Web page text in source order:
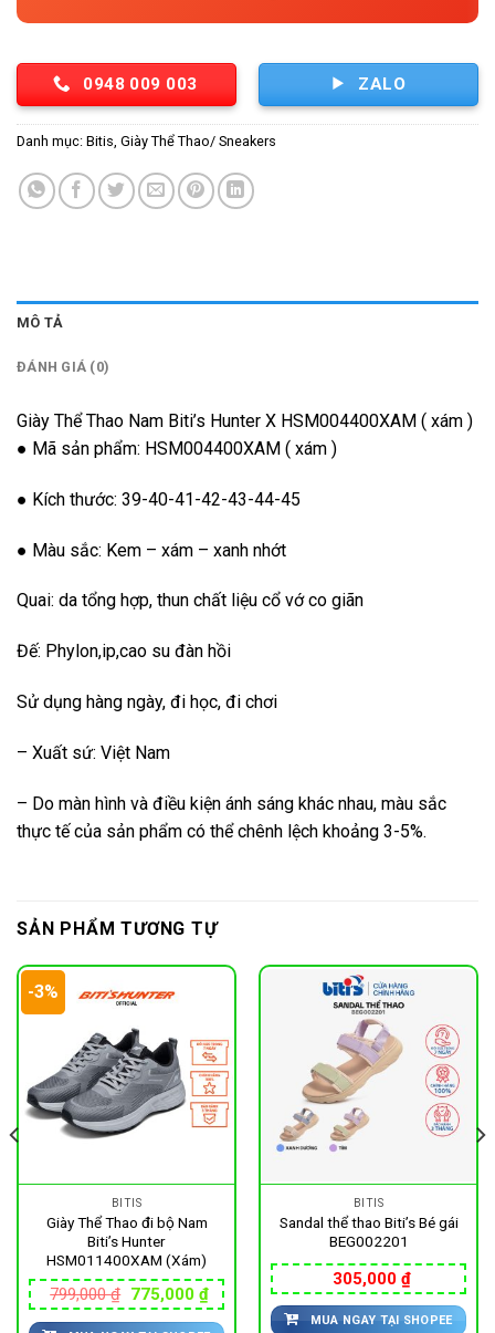
0948 009 003 ZALO
Danh mục: Bitis, Giày Thể Thao/ Sneakers
MÔ TẢ
ĐÁNH GIÁ (0)
Giày Thể Thao Nam Biti’s Hunter X HSM004400XAM ( xám )
● Mã sản phẩm: HSM004400XAM ( xám )
● Kích thước: 39-40-41-42-43-44-45
● Màu sắc: Kem – xám – xanh nhớt
Quai: da tổng hợp, thun chất liệu cổ vớ co giãn
Đế: Phylon,ip,cao su đàn hồi
Sử dụng hàng ngày, đi học, đi chơi
– Xuất sứ: Việt Nam
– Do màn hình và điều kiện ánh sáng khác nhau, màu sắc
thực tế của sản phẩm có thể chênh lệch khoảng 3-5%.
SẢN PHẨM TƯƠNG TỰ
-3%
BITIS
Giày Thể Thao đi bộ Nam
Biti’s Hunter
HSM011400XAM (Xám)
799,000₫ Giá
gốc
là:
775,000 ₫Giá
hiện
tại
BITIS
Sandal thể thao Biti’s Bé gái
BEG002201
305,000 ₫
MUA NGAY TẠI SHOPEE